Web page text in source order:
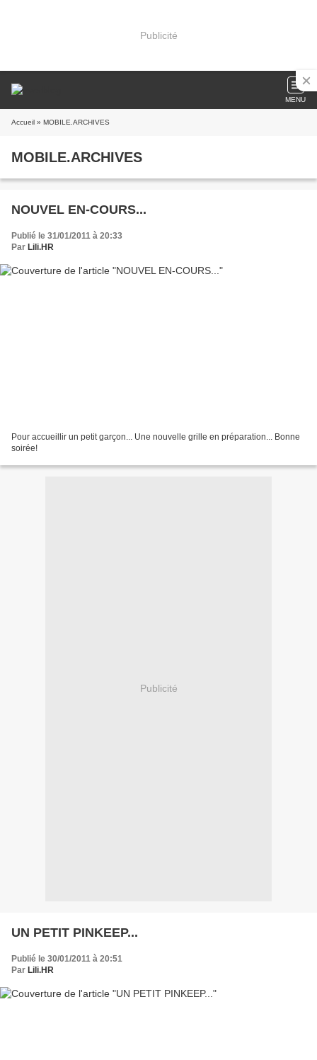
Publicité
MENU
Accueil » MOBILE.ARCHIVES
MOBILE.ARCHIVES
NOUVEL EN-COURS...
Publié le 31/01/2011 à 20:33
Par Lili.HR
Pour accueillir un petit garçon... Une nouvelle grille en préparation... Bonne
soirée!
Publicité
UN PETIT PINKEEP...
Publié le 30/01/2011 à 20:51
Par Lili.HR